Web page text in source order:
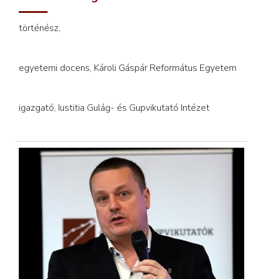
történész,
egyetemi docens, Károli Gáspár Református Egyetem
igazgató, Iustitia Gulág- és Gupvikutató Intézet